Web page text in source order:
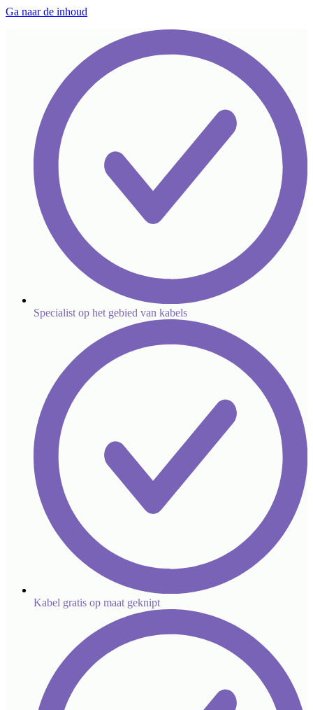
Ga naar de inhoud
Specialist op het gebied van kabels
Kabel gratis op maat geknipt